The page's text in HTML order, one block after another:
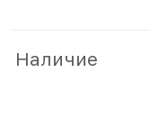
Наличие